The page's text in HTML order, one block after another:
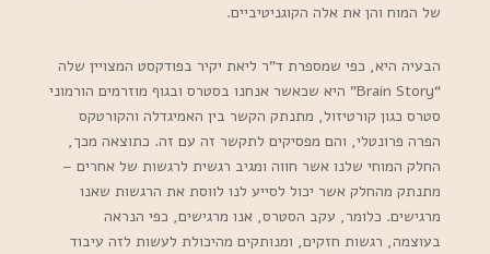
של המוח והן את אלה הקוגניטיביים.
הבעיה היא, כפי שמספרת ד”ר ליאת יקיר בפודקסט המצויין שלה
“Brain Story” היא שכאשר אנחנו בסטרס ובגוף מוזרמים הורמוני
סטרס כגון קורטיזול, מתנתק הקשר בין האמיגדלה והקורטקס
הפרה פרונטלי, והם מפסיקים לתקשר זה עם זה. כתוצאה מכך,
החלק המוחי שלנו אשר חווה ומגיב רגשית לרגשות של אחרים –
מתנתק מהחלק אשר יכול לסייע לנו לווסת את הרגשות שאנו
מרגישים. כלומר, עקב הסטרס, אנו מרגישים, כפי הנראה
בעוצמה, רגשות חזקים, ומנותקים מהיכולת לעשות לזה עיבוד